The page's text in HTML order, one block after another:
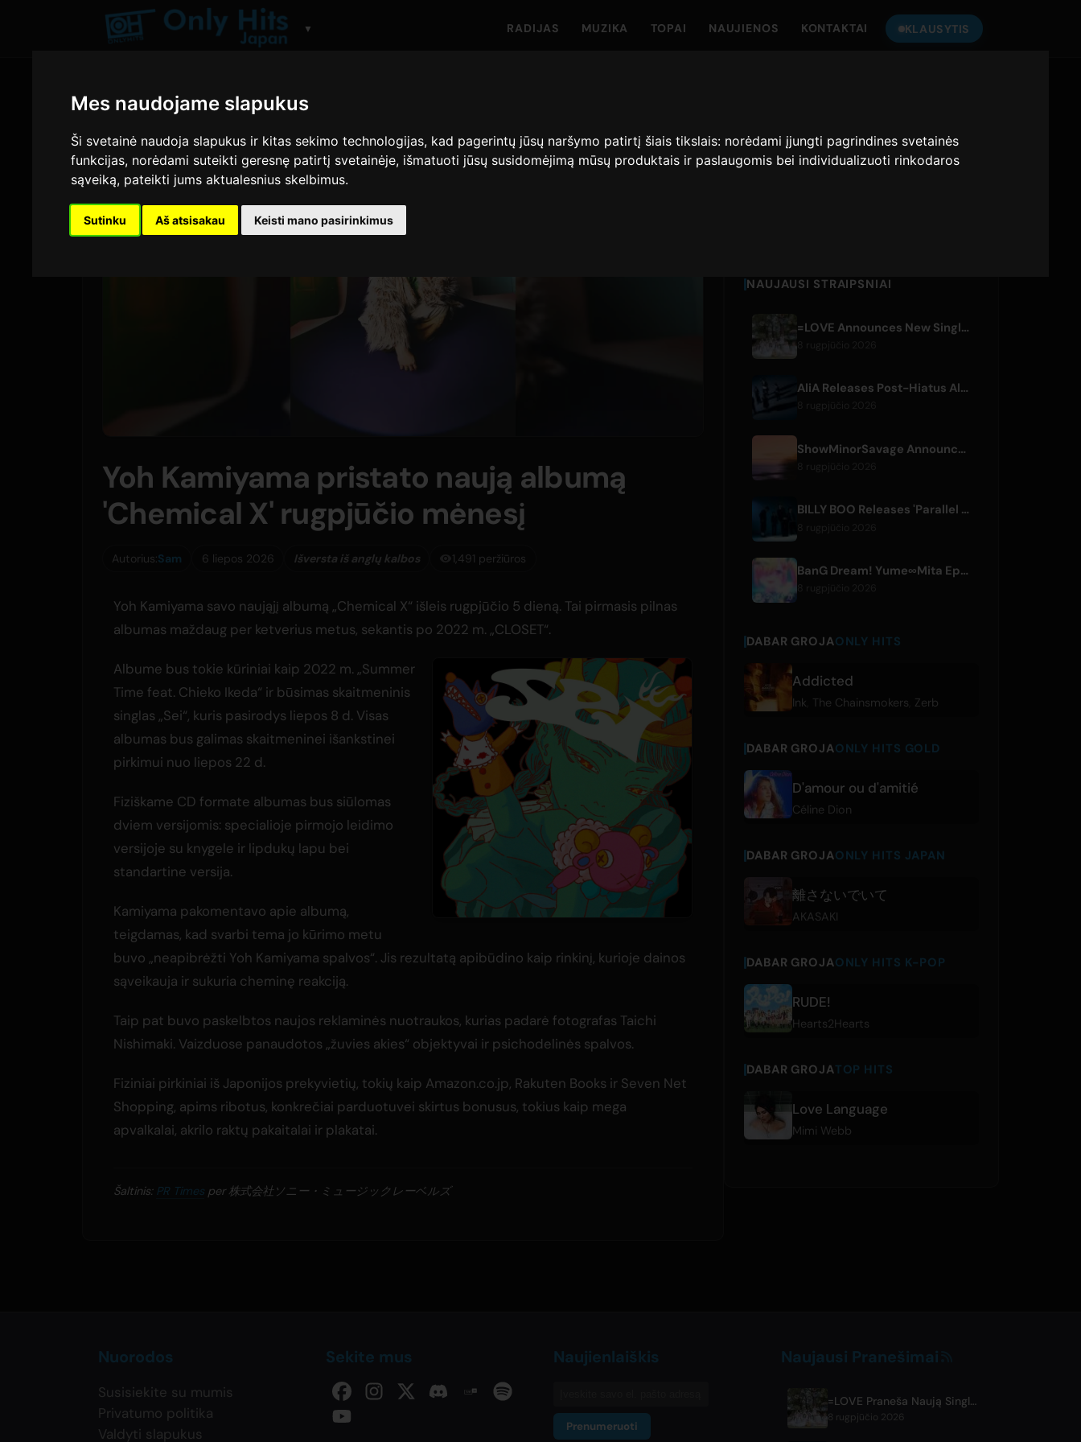
Mes naudojame slapukus
Ši svetainė naudoja slapukus ir kitas sekimo technologijas, kad pagerintų jūsų naršymo patirtį šiais tikslais: norėdami įjungti pagrindines svetainės
funkcijas, norėdami suteikti geresnę patirtį svetainėje, išmatuoti jūsų susidomėjimą mūsų produktais ir paslaugomis bei individualizuoti rinkodaros
sąveiką, pateikti jums aktualesnius skelbimus.
Sutinku Aš atsisakau Keisti mano pasirinkimus
▼ RADIJAS MUZIKA TOPAI NAUJIENOS KONTAKTAI KLAUSYTIS
Yoh Kamiyama pristato naują albumą
'Chemical X' rugpjūčio mėnesį
Autorius:Sam 6 liepos 2026 Išversta iš anglų kalbos 1,491 peržiūros
Yoh Kamiyama savo naująjį albumą „Chemical X“ išleis rugpjūčio 5 dieną. Tai pirmasis pilnas
albumas maždaug per ketverius metus, sekantis po 2022 m. „CLOSET“.
Albume bus tokie kūriniai kaip 2022 m. „Summer
Time feat. Chieko Ikeda“ ir būsimas skaitmeninis
singlas „Sei“, kuris pasirodys liepos 8 d. Visas
albumas bus galimas skaitmeninei išankstinei
pirkimui nuo liepos 22 d.
Fiziškame CD formate albumas bus siūlomas
dviem versijomis: specialioje pirmojo leidimo
versijoje su knygele ir lipdukų lapu bei
standartine versija.
Kamiyama pakomentavo apie albumą,
teigdamas, kad svarbi tema jo kūrimo metu
buvo „neapibrėžti Yoh Kamiyama spalvos“. Jis rezultatą apibūdino kaip rinkinį, kurioje dainos
sąveikauja ir sukuria cheminę reakciją.
Taip pat buvo paskelbtos naujos reklaminės nuotraukos, kurias padarė fotografas Taichi
Nishimaki. Vaizduose panaudotos „žuvies akies“ objektyvai ir psichodelinės spalvos.
Fiziniai pirkiniai iš Japonijos prekyvietių, tokių kaip Amazon.co.jp, Rakuten Books ir Seven Net
Shopping, apims ribotus, konkrečiai parduotuvei skirtus bonusus, tokius kaip mega
apvalkalai, akrilo raktų pakaitalai ir plakatai.
Šaltinis: PR Times per 株式会社ソニー・ミュージックレーベルズ
NAUJAUSI STRAIPSNIAI
=LOVE Announces New Single 'Koi, Hajimemashita.' and Tokyo Dome Concerts
8 rugpjūčio 2026
AliA Releases Post-Hiatus Album 'mate', Announces Tokyo Live
ShowMinorSavage Announces New Digital Single 'Gradation'
BILLY BOO Releases 'Parallel Night-EP' Featuring TV Drama Theme Song
BanG Dream! Yume∞Mita Episode 8 Live Clip Released
DABAR GROJAONLY HITS
Addicted
Ink The Chainsmokers Zerb
DABAR GROJAONLY HITS GOLD
D'amour ou d'amitié
Céline Dion
DABAR GROJAONLY HITS JAPAN
離さないでいて
AKASAKI
DABAR GROJAONLY HITS K-POP
RUDE!
Hearts2Hearts
DABAR GROJATOP HITS
Love Language
Mimi Webb
Nuorodos
Susisiekite su mumis
Privatumo politika
Valdyti slapukus
Sekite mus Naujienlaiškis
Prenumeruoti
Naujausi Pranešimai
=LOVE Praneša Naują Singlą 'Koi, Hajimemashita.' ir Koncertus Tokijo Dome
8 rugpjūčio 2026